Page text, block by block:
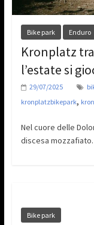
Bike park Enduro
Kronplatz
l’estate si
29/07/2025
kronplatzbikepark,
Nel cuore delle
discesa
Bike park